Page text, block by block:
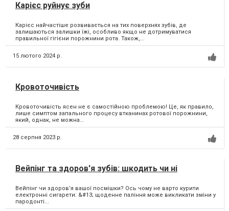
Карієс руйнує зуби
Карієс найчастіше розвивається на тих поверхнях зубів, де
залишаються залишки їжі, особливо якщо не дотримуватися
правильної гігієни порожнини рота. Також,...
15 лютого 2024 р.
Кровоточивість
Кровоточивість ясен не є самостійною проблемою! Це, як правило,
лише симптом запального процесу втканинах ротової порожнини,
який, однак, не можна...
28 серпня 2023 р.
Вейпінг та здоров'я зубів: шкодить чи ні
Вейпінг чи здоровʼя вашої посмішки? Ось чому не варто курити
електронні сигарети: &#13; щоденне паління може викликати зміни у
пародонті...